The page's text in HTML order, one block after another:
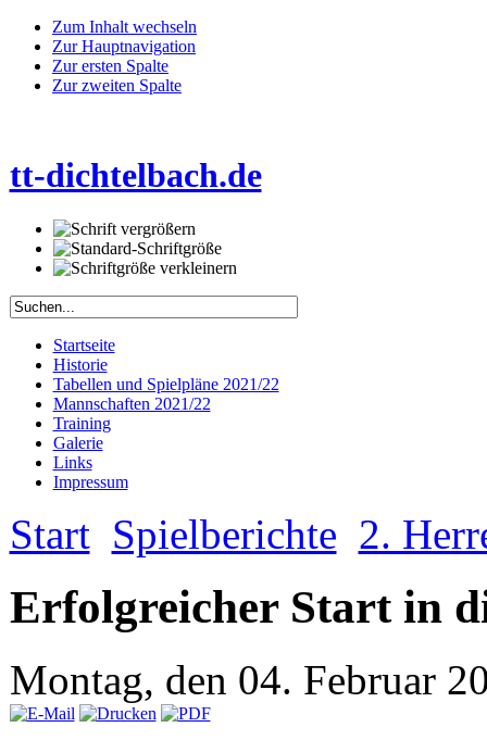
Zum Inhalt wechseln
Zur Hauptnavigation
Zur ersten Spalte
Zur zweiten Spalte
tt-dichtelbach.de
Startseite
Historie
Tabellen und Spielpläne 2021/22
Mannschaften 2021/22
Training
Galerie
Links
Impressum
Start Spielberichte 2.
Erfolgreicher Start in
Montag, den 04. Februar